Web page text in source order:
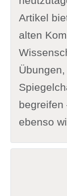
Artikel
alten
begreifen
ebenso